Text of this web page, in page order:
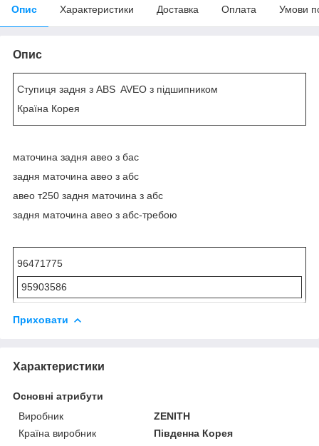
Опис Характеристики Доставка Оплата Умови
Опис
Ступиця задня з ABS AVEO з підшипником
Країна Корея
маточина задня авео з бас
задня маточина авео з абс
авео т250 задня маточина з абс
задня маточина авео з абс-требою
96471775
95903586
Приховати
Характеристики
Основні атрибути
Виробник
ZENITH
Країна виробник
Південна Корея